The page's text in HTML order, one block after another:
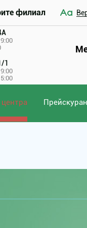
филиал
1